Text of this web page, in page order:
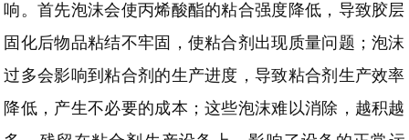
响。首先泡沫会使丙烯酸酯的粘合强度降低，导致胶层
固化后物品粘结不牢固，使粘合剂出现质量问题；泡沫
过多会影响到粘合剂的生产进度，导致粘合剂生产效率
降低，产生不必要的成本；这些泡沫难以消除，越积越